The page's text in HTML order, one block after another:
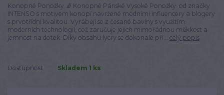
Konopné Ponožky 🧦 Konopné Pánské Vysoké Ponožky od značky
INTENSO s motivem konopí navržené módními influencery a blogery
s prvotřídní kvalitou. Vyrábějí se z česané bavlny s využitím
moderních technologií, což zaručuje jejich mimořádnou měkkost a
jemnost na dotek. Díky obsahu lycry se dokonale při... celý popis
Dostupnost Skladem 1 ks